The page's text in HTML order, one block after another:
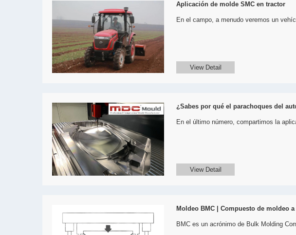
Aplicación de molde SMC en tractor
En el campo, a menudo veremos un
View Detail
¿Sabes por qué el parachoques del
En el último número, compartimos la
View Detail
Moldeo BMC | Compuesto de moldeo a
BMC es un acrónimo de Bulk Molding